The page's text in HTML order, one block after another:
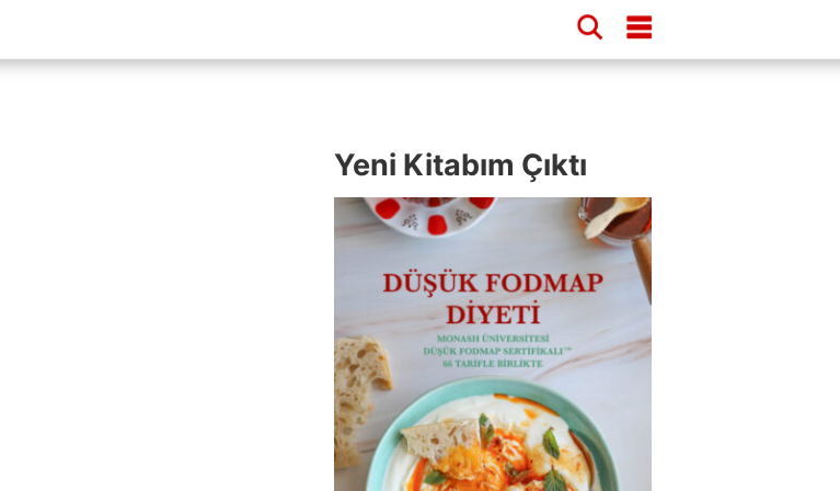
Yeni Kitabım Çıktı